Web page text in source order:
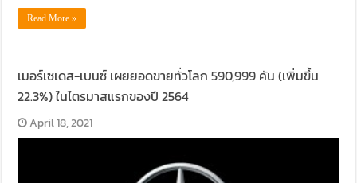
Read More »
เมอร์เซเดส-เบนซ์ เผยยอดขายทั่วโลก 590,999 คัน (เพิ่มขึ้น
22.3%) ในไตรมาสแรกของปี 2564
April 18, 2021